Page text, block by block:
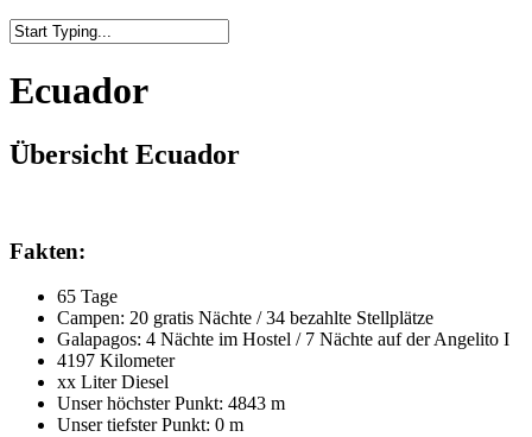
Ecuador
Übersicht Ecuador
Fakten:
65 Tage
Campen: 20 gratis Nächte / 34 bezahlte Stellplätze
Galapagos: 4 Nächte im Hostel / 7 Nächte auf der Angelito I
4197 Kilometer
xx Liter Diesel
Unser höchster Punkt: 4843 m
Unser tiefster Punkt: 0 m